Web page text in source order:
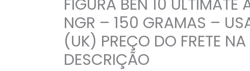
FIGURA BEN 10 ULTIMATE
NGR – 150 GRAMAS –
(UK) PREÇO DO FRETE NA
DESCRIÇÃO